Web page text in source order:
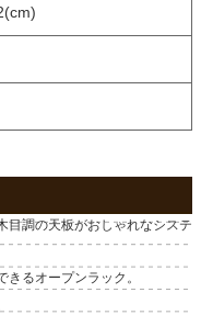
目調の天板がおしゃれなシステ
るオープンラック。